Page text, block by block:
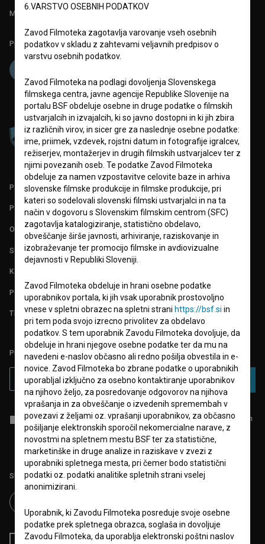
Mednarodna številka ISSN 2670-787X
Projekt sofinancira:
PARTNERJI
POGOJI UPORABE
O PROJEKTU
STATISTIKA
KONTAKT
POGOSTA VPRAŠANJA
TEST FUNKCIONALNOSTI
PRIJAVITE SE NA BSF NOVIČNIK:
PRIJAVA
Sprejemam splošne pogojein dajemsoglasjeza zbiranje, hrambo in
obdelavo osebnih podatkov.
Sledite nam na:
6.VARSTVO OSEBNIH PODATKOV
Zavod Filmoteka zagotavlja varovanje vseh osebnih
podatkov v skladu z zahtevami veljavnih predpisov o
varstvu osebnih podatkov.
Zavod Filmoteka na podlagi dovoljenja Slovenskega
filmskega centra, javne agencije Republike Slovenije na
portalu BSF obdeluje osebne in druge podatke o filmskih
ustvarjalcih in izvajalcih, ki so javno dostopni in ki jih zbira
iz različnih virov, in sicer gre za naslednje osebne podatke:
ime, priimek, vzdevek, rojstni datum in fotografije igralcev,
režiserjev, montažerjev in drugih filmskih ustvarjalcev ter z
njimi povezanih oseb. Te podatke Zavod Filmoteka
obdeluje za namen vzpostavitve celovite baze in arhiva
slovenske filmske produkcije in filmske produkcije, pri
kateri so sodelovali slovenski filmski ustvarjalci in na ta
način v dogovoru s Slovenskim filmskim centrom (SFC)
zagotavlja katalogiziranje, statistično obdelavo,
obveščanje širše javnosti, arhiviranje, raziskovanje in
izobraževanje ter promocijo filmske in avdiovizualne
dejavnosti v Republiki Sloveniji.
Zavod Filmoteka obdeluje in hrani osebne podatke
uporabnikov portala, ki jih vsak uporabnik prostovoljno
vnese v spletni obrazec na spletni strani https://bsf.si in
pri tem poda svojo izrecno privolitev za obdelavo
podatkov. S tem uporabnik Zavodu Filmoteka dovoljuje, da
obdeluje in hrani njegove osebne podatke ter da mu na
navedeni e-naslov občasno ali redno pošilja obvestila in e-
novice. Zavod Filmoteka bo zbrane podatke o uporabnikih
uporabljal izključno za osebno kontaktiranje uporabnikov
na njihovo željo, za posredovanje odgovorov na njihova
vprašanja in za obveščanje o izvedenih spremembah v
povezavi z željami oz. vprašanji uporabnikov, za občasno
pošiljanje elektronskih sporočil nekomercialne narave, z
novostmi na spletnem mestu BSF ter za statistične,
marketinške in druge analize in raziskave v zvezi z
uporabniki spletnega mesta, pri čemer bodo statistični
podatki oz. podatki analitike spletnih strani vselej
anonimizirani.
Uporabnik, ki Zavodu Filmoteka posreduje svoje osebne
podatke prek spletnega obrazca, soglaša in dovoljuje
Zavodu Filmoteka, da uporablja elektronski poštni naslov